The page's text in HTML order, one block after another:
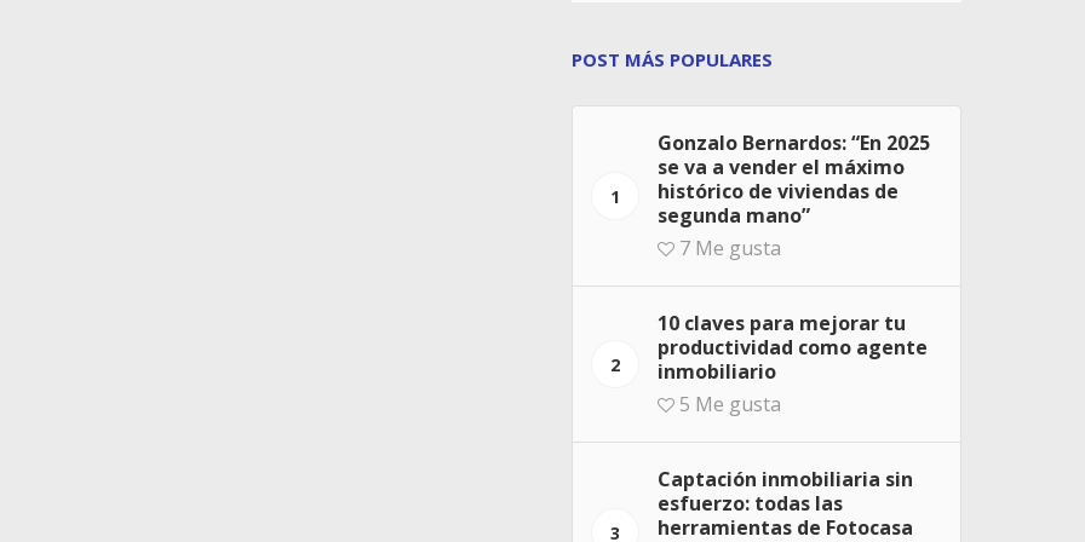
POST MÁS POPULARES
1
Gonzalo Bernardos: “En 2025
se va a vender el máximo
histórico de viviendas de
segunda mano”
7 Me gusta
2
10 claves para mejorar tu
productividad como agente
inmobiliario
5 Me gusta
3
Captación inmobiliaria sin
esfuerzo: todas las
herramientas de Fotocasa